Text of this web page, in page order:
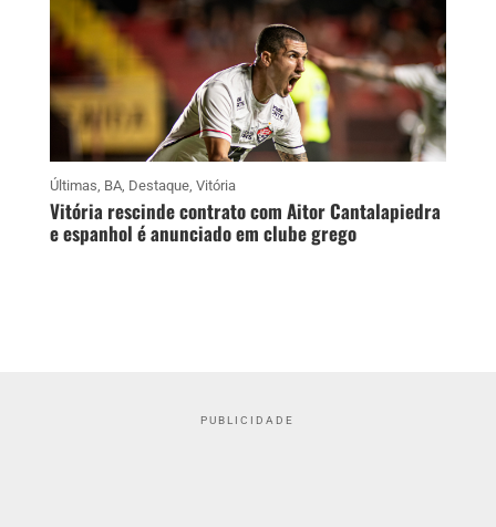
Últimas, BA, Destaque, Vitória
Vitória rescinde contrato com Aitor Cantalapiedra
e espanhol é anunciado em clube grego
PUBLICIDADE